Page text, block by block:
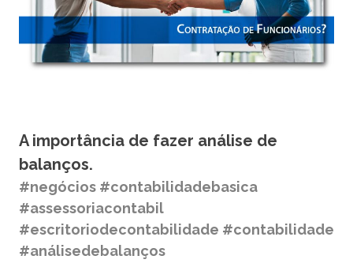
A importância de fazer análise de
balanços.
#negócios #contabilidadebasica
#assessoriacontabil
#escritoriodecontabilidade #contabilidade
#análisedebalanços